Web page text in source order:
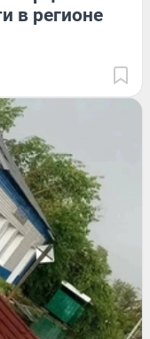
в регионе